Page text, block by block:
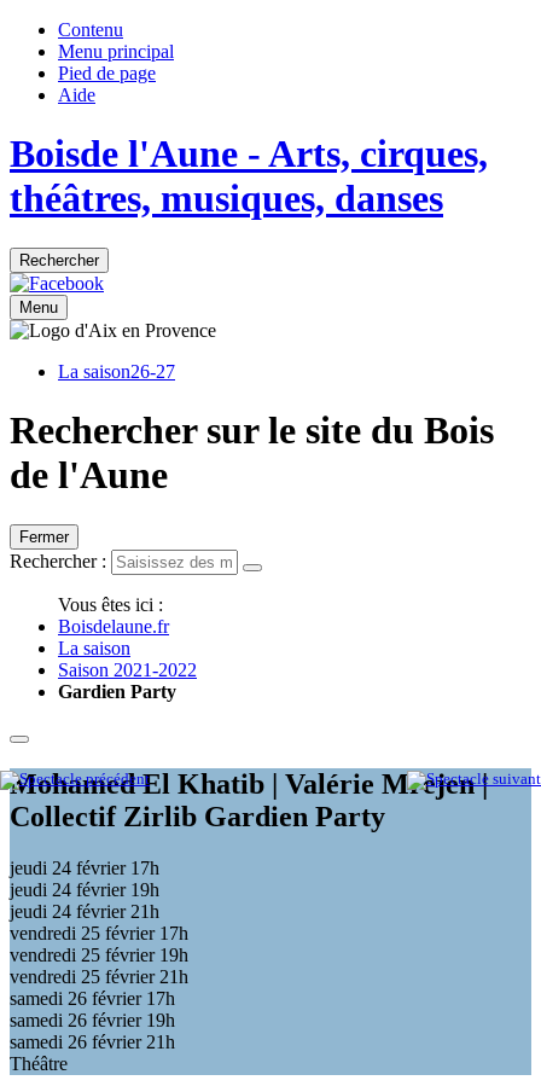
Contenu
Menu principal
Pied de page
Aide
Boisde l'Aune - Arts, cirques,
théâtres, musiques, danses
Rechercher
Menu
La saison26-27
Rechercher sur le site du Bois
de l'Aune
Fermer
Rechercher :
Vous êtes ici :
Boisdelaune.fr
La saison
Saison 2021-2022
Gardien Party
Mohamed El Khatib | Valérie Mrejen |
Collectif Zirlib Gardien Party
jeudi 24 février 17h
jeudi 24 février 19h
jeudi 24 février 21h
vendredi 25 février 17h
vendredi 25 février 19h
vendredi 25 février 21h
samedi 26 février 17h
samedi 26 février 19h
samedi 26 février 21h
Théâtre